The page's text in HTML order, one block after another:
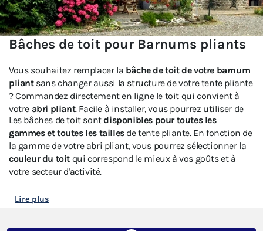
Bâches de toit pour Barnums pliants
Vous souhaitez remplacer la bâche de toit de votre barnum
pliantsans changer aussi la structure de votre tente pliante
? Commandez directement en ligne le toit qui convient à
votre abri pliant. Facile à installer, vous pourrez utiliser de
nouveau très rapidement votre tonnelle pliante.
Les bâches de toit sontdisponibles pour toutes les
gammes et toutes les taillesde tente pliante. En fonction de
la gamme de votre abri pliant, vous pourrez sélectionner la
couleur du toit qui correspond le mieux à vos goûts et à
votre secteur d'activité.
Lire plus